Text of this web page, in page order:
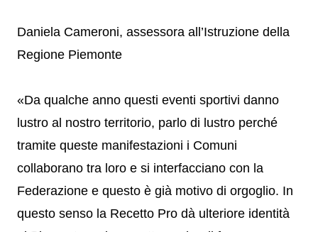
Daniela Cameroni, assessora all’Istruzione della
Regione Piemonte
«Da qualche anno questi eventi sportivi danno
lustro al nostro territorio, parlo di lustro perché
tramite queste manifestazioni i Comuni
collaborano tra loro e si interfacciano con la
Federazione e questo è già motivo di orgoglio. In
questo senso la Recetto Pro dà ulteriore identità